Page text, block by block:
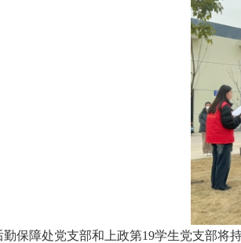
勤保障处党支部和上政第19学生党支部将